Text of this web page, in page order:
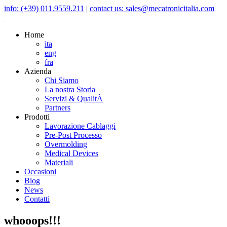
info: (+39) 011.9559.211 | contact us: sales@mecatronicitalia.com
Home
ita
eng
fra
Azienda
Chi Siamo
La nostra Storia
Servizi & QualitÀ
Partners
Prodotti
Lavorazione Cablaggi
Pre-Post Processo
Overmolding
Medical Devices
Materiali
Occasioni
Blog
News
Contatti
whooops!!!